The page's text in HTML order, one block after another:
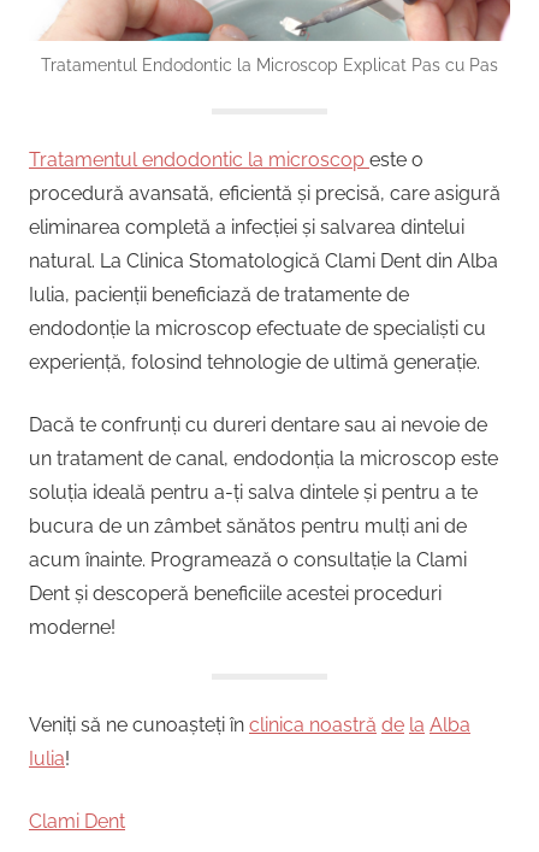
Tratamentul Endodontic la Microscop Explicat Pas cu Pas
Tratamentul endodontic la microscop este o
procedură avansată, eficientă și precisă, care asigură
eliminarea completă a infecției și salvarea dintelui
natural. La Clinica Stomatologică Clami Dent din Alba
Iulia, pacienții beneficiază de tratamente de
endodonție la microscop efectuate de specialiști cu
experiență, folosind tehnologie de ultimă generație.
Dacă te confrunți cu dureri dentare sau ai nevoie de
un tratament de canal, endodonția la microscop este
soluția ideală pentru a-ți salva dintele și pentru a te
bucura de un zâmbet sănătos pentru mulți ani de
acum înainte. Programează o consultație la Clami
Dent și descoperă beneficiile acestei proceduri
moderne!
Veniți să ne cunoașteți în clinica noastră de la Alba
Iulia!
Clami Dent